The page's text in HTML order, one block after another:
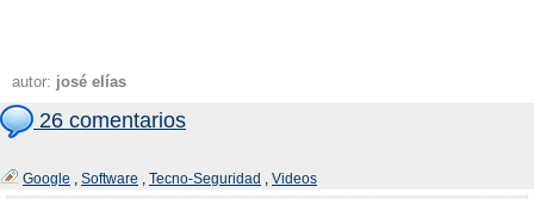
autor: josé elías
26 comentarios
Google , Software , Tecno-Seguridad , Videos